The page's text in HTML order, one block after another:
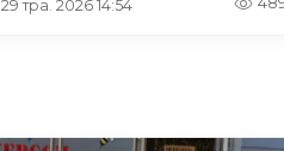
29 тра. 2026 14:54